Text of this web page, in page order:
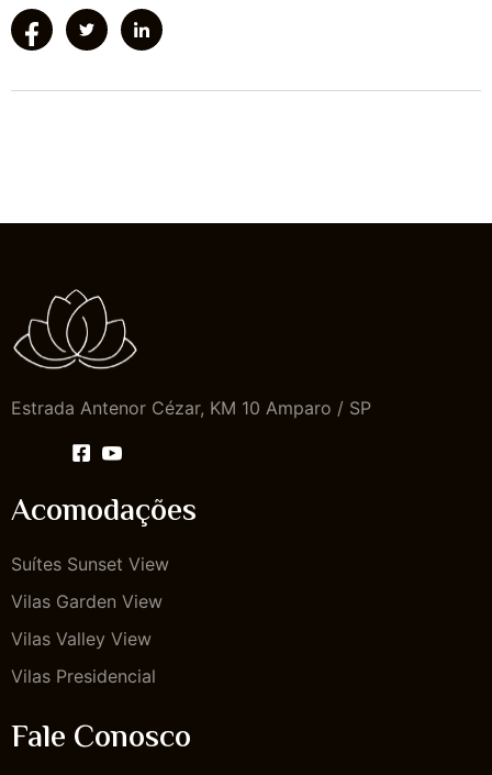
Estrada Antenor Cézar, KM 10 Amparo / SP
Acomodações
Suítes Sunset View
Vilas Garden View
Vilas Valley View
Vilas Presidencial
Fale Conosco